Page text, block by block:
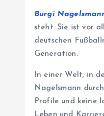
Burgi
steht. Sie ist vor
deutschen
Generation.
In einer Welt, in
Nagelsmann
Profile und keine